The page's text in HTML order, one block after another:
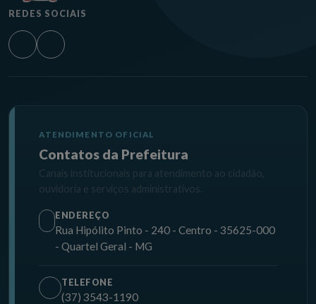
REDES SOCIAIS
ATENDIMENTO OFICIAL
Contatos da Prefeitura
Canais institucionais para atendimento ao cidadão,
ouvidoria e serviços administrativos.
ENDEREÇO
Rua Hipólito Pinto - 240 - Centro - 35625-000
- Quartel Geral - MG
TELEFONE
(37) 3543-1190